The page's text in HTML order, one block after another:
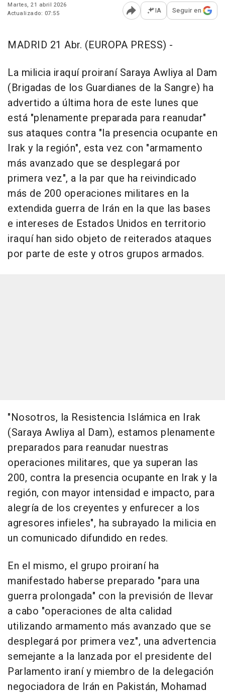
Martes, 21 abril 2026
Actualizado: 07:55
Abrir opciones para
IA Seguir en
MADRID 21 Abr. (EUROPA PRESS) -
La milicia iraquí proiraní Saraya Awliya al Dam
(Brigadas de los Guardianes de la Sangre) ha
advertido a última hora de este lunes que
está "plenamente preparada para reanudar"
sus ataques contra "la presencia ocupante en
Irak y la región", esta vez con "armamento
más avanzado que se desplegará por
primera vez", a la par que ha reivindicado
más de 200 operaciones militares en la
extendida guerra de Irán en la que las bases
e intereses de Estados Unidos en territorio
iraquí han sido objeto de reiterados ataques
por parte de este y otros grupos armados.
"Nosotros, la Resistencia Islámica en Irak
(Saraya Awliya al Dam), estamos plenamente
preparados para reanudar nuestras
operaciones militares, que ya superan las
200, contra la presencia ocupante en Irak y la
región, con mayor intensidad e impacto, para
alegría de los creyentes y enfurecer a los
agresores infieles", ha subrayado la milicia en
un comunicado difundido en redes.
En el mismo, el grupo proiraní ha
manifestado haberse preparado "para una
guerra prolongada" con la previsión de llevar
a cabo "operaciones de alta calidad
utilizando armamento más avanzado que se
desplegará por primera vez", una advertencia
semejante a la lanzada por el presidente del
Parlamento iraní y miembro de la delegación
negociadora de Irán en Pakistán, Mohamad